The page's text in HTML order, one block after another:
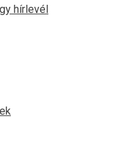
hírlevél